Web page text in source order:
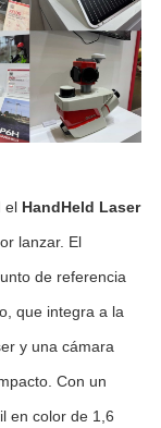
el HandHeld Laser
lanzar. El
de referencia
que integra a la
y una cámara
Con un
en color de 1,6